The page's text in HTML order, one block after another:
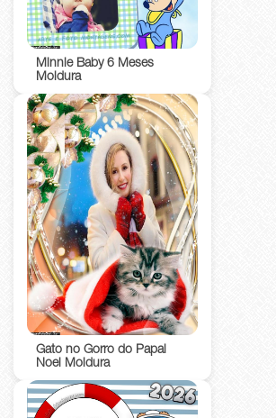
Minnie Baby 6 Meses
Moldura
Gato no Gorro do Papai
Noel Moldura